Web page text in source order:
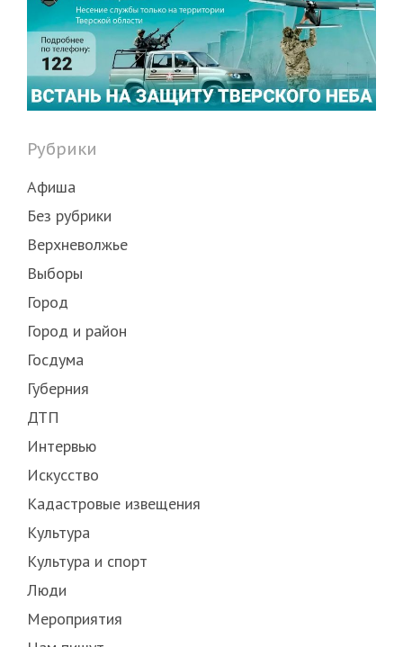
Рубрики
Афиша
Без рубрики
Верхневолжье
Выборы
Город
Город и район
Госдума
Губерния
ДТП
Интервью
Искусство
Кадастровые извещения
Культура
Культура и спорт
Люди
Мероприятия